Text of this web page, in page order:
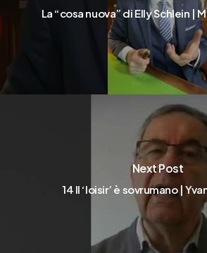
La “cosa nuova” di Elly Schlein |
Next Post
14 Il ‘loisir’ è sovrumano |